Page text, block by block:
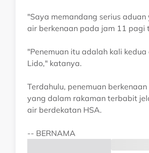
"Saya memandang serius
air berkenaan pada jam 11 pagi
"Penemuan itu adalah kali
Lido," katanya.
Terdahulu, penemuan
yang dalam rakaman terbabit
air berdekatan HSA.
-- BERNAMA